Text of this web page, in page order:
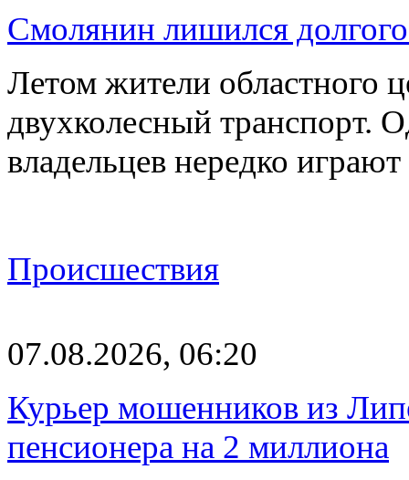
Смолянин лишился
Летом жители областного
двухколесный транспорт.
владельцев нередко
Происшествия
07.08.2026, 06:20
Курьер мошенников из
пенсионера на 2 миллиона